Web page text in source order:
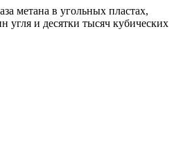
метана в угольных пластах,
угля и десятки тысяч кубических